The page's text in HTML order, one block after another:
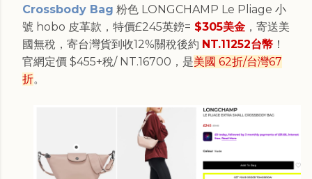
Crossbody Bag 粉色 LONGCHAMP Le Pliage 小
號 hobo 皮革款，特價£245英鎊= $305美金 ，寄送美
國無稅，寄台灣貨到收12%關稅後約 NT.11252台幣 ！
官網定價 $455+稅/ NT.16700，是美國 62折/台灣67
折。